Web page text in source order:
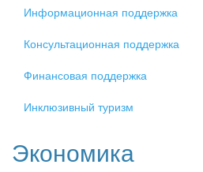
Информационная поддержка
Консультационная поддержка
Финансовая поддержка
Инклюзивный туризм
Экономика